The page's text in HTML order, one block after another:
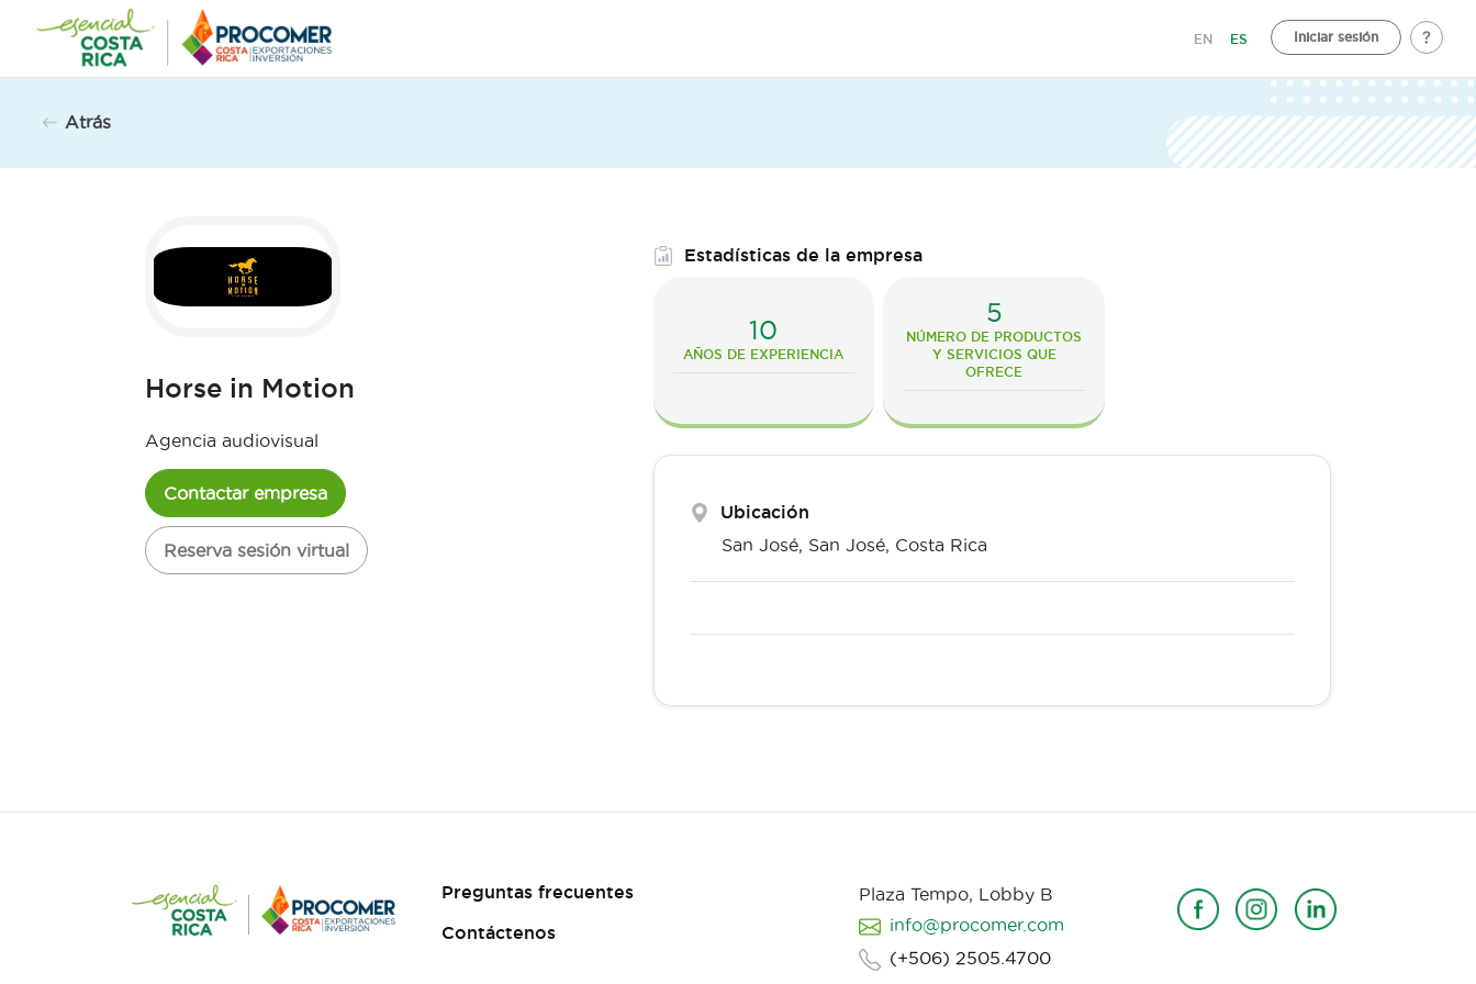
contenido
EN ES Iniciar sesión
Atrás
Horse in Motion
Agencia audiovisual
Contactar empresa
Reserva sesión virtual
Estadísticas de la empresa
10
AÑOS DE EXPERIENCIA
5
NÚMERO DE PRODUCTOS
Y SERVICIOS QUE
OFRECE
Ubicación
San José, San José, Costa Rica
Preguntas frecuentes
Contáctenos
Plaza Tempo, Lobby B
info@procomer.com
(+506) 2505.4700